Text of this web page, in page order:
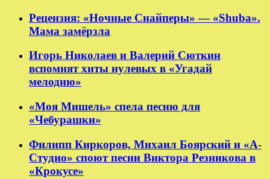
Рецензия: «Ночные Снайперы» — «Shuba».
Мама замёрзла
Игорь Николаев и Валерий Сюткин
вспомнят хиты нулевых в «Угадай
мелодию»
«Моя Мишель» спела песню для
«Чебурашки»
Филипп Киркоров, Михаил Боярский и «А-
Студио» споют песни Виктора Резникова в
«Крокусе»